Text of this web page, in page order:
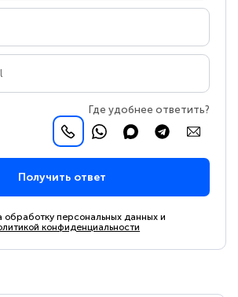
Где удобнее ответить?
Получить ответ
обработку персональных данных и
конфиденциальности